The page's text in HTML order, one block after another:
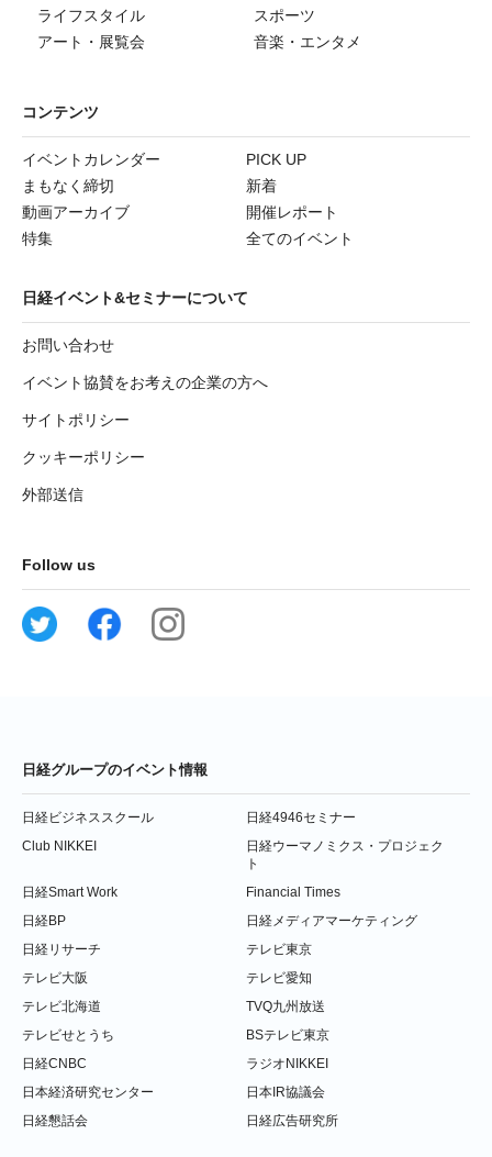
ライフスタイル
スポーツ
アート・展覧会
音楽・エンタメ
コンテンツ
イベントカレンダー
PICK UP
まもなく締切
新着
動画アーカイブ
開催レポート
特集
全てのイベント
日経イベント&セミナーについて
お問い合わせ
イベント協賛をお考えの企業の方へ
サイトポリシー
クッキーポリシー
外部送信
Follow us
日経グループのイベント情報
日経ビジネススクール
日経4946セミナー
Club NIKKEI
日経ウーマノミクス・プロジェク
ト
日経Smart Work
Financial Times
日経BP
日経メディアマーケティング
日経リサーチ
テレビ東京
テレビ大阪
テレビ愛知
テレビ北海道
TVQ九州放送
テレビせとうち
BSテレビ東京
日経CNBC
ラジオNIKKEI
日本経済研究センター
日本IR協議会
日経懇話会
日経広告研究所